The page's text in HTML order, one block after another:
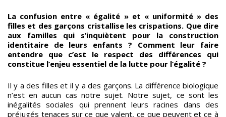
La confusion entre « égalité » et « uniformité » des
filles et des garçons cristallise les crispations. Que dire
aux familles qui s’inquiètent pour la construction
identitaire de leurs enfants ? Comment leur faire
entendre que c’est le respect des différences qui
constitue l’enjeu essentiel de la lutte pour l’égalité ?
Il y a des filles et il y a des garçons. La différence biologique
n’est en aucun cas notre sujet. Notre sujet, ce sont les
inégalités sociales qui prennent leurs racines dans des
préjugés tenaces sur ce que valent, ce que peuvent et ce à